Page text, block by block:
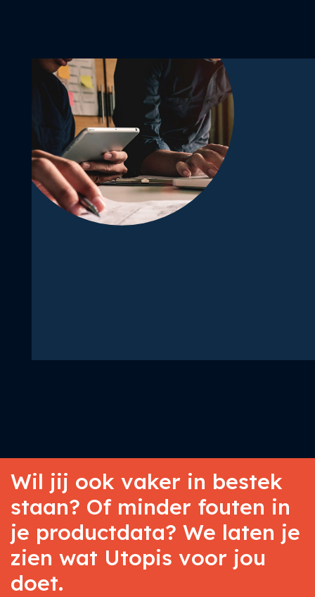
Wil jij ook vaker in bestek
staan? Of minder fouten in
je productdata? We laten je
zien wat Utopis voor jou
doet.